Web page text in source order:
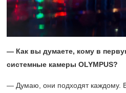
— Как вы думаете, кому в
системные камеры OLYMPUS?
— Думаю, они подходят каждому.